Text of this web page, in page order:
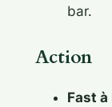
bar.
Action
Fast à